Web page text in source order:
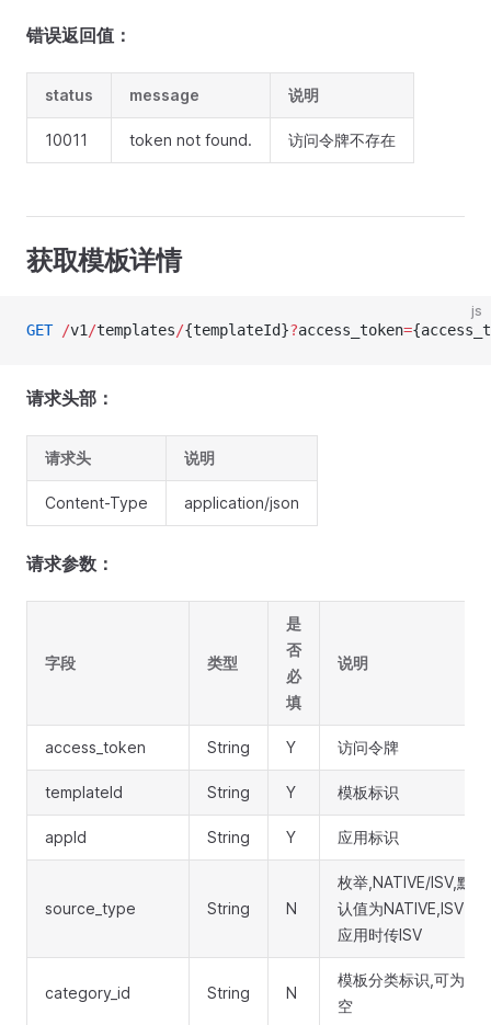
错误返回值：
status message 说明
10011 token not found. 访问令牌不存在
获取模板详情
js
GET /v1 /templates/{templateId}?access_token=
请求头部：
请求头 说明
Content-Type application/json
请求参数：
字段 类型
是
否
必
填
说明
access_token String Y 访问令牌
templateId String Y 模板标识
appId String Y 应用标识
source_type String N
枚举,NATIVE/ISV,默
认值为NATIVE,ISV
应用时传ISV
category_id String N
模板分类标识,可为
空